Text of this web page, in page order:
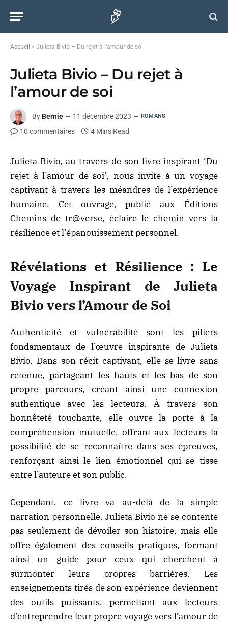
Accueil » Julieta Bivio – Du rejet à l’amour de soi
Julieta Bivio – Du rejet à
l’amour de soi
By Bernie 11 décembre 2023 ROMANS
10 commentaires 4 Mins Read
Julieta Bivio, au travers de son livre inspirant ‘Du
rejet à l’amour de soi’, nous invite à un voyage
captivant à travers les méandres de l’expérience
humaine. Cet ouvrage, publié aux Éditions
Chemins de tr@verse, éclaire le chemin vers la
résilience et l’épanouissement personnel.
Révélations et Résilience : Le
Voyage Inspirant de Julieta
Bivio vers l’Amour de Soi
Authenticité et vulnérabilité sont les piliers
fondamentaux de l’œuvre inspirante de Julieta
Bivio. Dans son récit captivant, elle se livre sans
retenue, partageant les hauts et les bas de son
propre parcours, créant ainsi une connexion
authentique avec les lecteurs. À travers son
honnêteté touchante, elle ouvre la porte à la
compréhension mutuelle, offrant aux lecteurs la
possibilité de se reconnaître dans ses épreuves,
renforçant ainsi le lien émotionnel qui se tisse
entre l’auteure et son public.
Cependant, ce livre va au-delà de la simple
narration personnelle. Julieta Bivio ne se contente
pas seulement de dévoiler son histoire, mais elle
offre également des conseils pratiques, formant
ainsi un guide pour ceux qui cherchent à
surmonter leurs propres barrières. Les
enseignements tirés de son expérience deviennent
des outils puissants, permettant aux lecteurs
d’entreprendre leur propre voyage vers l’amour de